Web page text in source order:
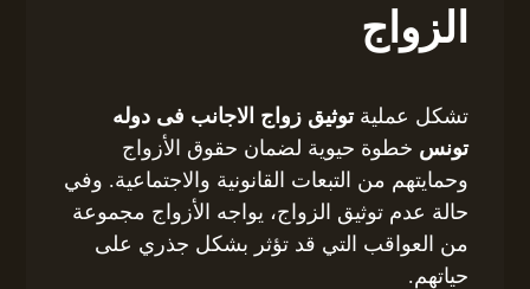
الزواج
تشكل عمليةتوثيق زواج الاجانب فى دوله
تونس خطوة حيوية لضمان حقوق الأزواج
وحمايتهم من التبعات القانونية والاجتماعية. وفي
حالة عدم توثيق الزواج، يواجه الأزواج مجموعة
من العواقب التي قد تؤثر بشكل جذري على
حياتهم.